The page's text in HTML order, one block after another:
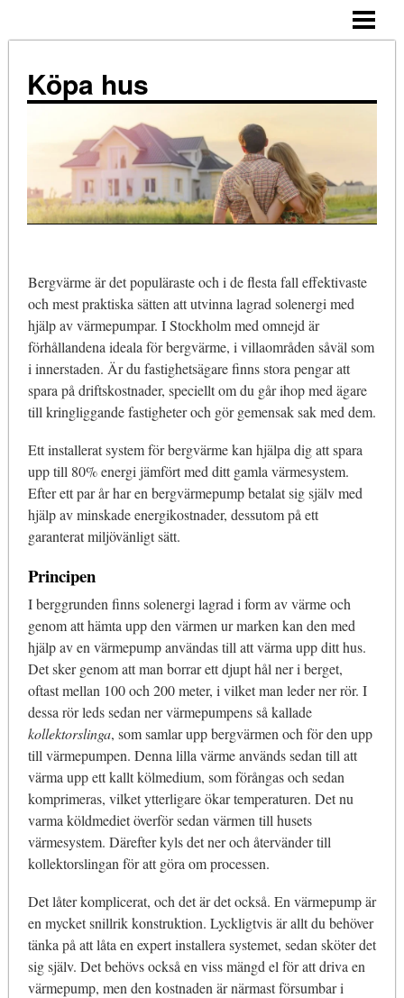
TIPS
NÄR KÖPA?
KOSTNADER
BLOGG
Köpa hus
Bergvärme är det populäraste och i de flesta fall effektivaste
och mest praktiska sätten att utvinna lagrad solenergi med
hjälp av värmepumpar. I Stockholm med omnejd är
förhållandena ideala för bergvärme, i villaområden såväl som
i innerstaden. Är du fastighetsägare finns stora pengar att
spara på driftskostnader, speciellt om du går ihop med ägare
till kringliggande fastigheter och gör gemensak sak med dem.
Ett installerat system för bergvärme kan hjälpa dig att spara
upp till 80% energi jämfört med ditt gamla värmesystem.
Efter ett par år har en bergvärmepump betalat sig själv med
hjälp av minskade energikostnader, dessutom på ett
garanterat miljövänligt sätt.
Principen
I berggrunden finns solenergi lagrad i form av värme och
genom att hämta upp den värmen ur marken kan den med
hjälp av en värmepump användas till att värma upp ditt hus.
Det sker genom att man borrar ett djupt hål ner i berget,
oftast mellan 100 och 200 meter, i vilket man leder ner rör. I
dessa rör leds sedan ner värmepumpens så kallade
kollektorslinga, som samlar upp bergvärmen och för den upp
till värmepumpen. Denna lilla värme används sedan till att
värma upp ett kallt kölmedium, som förångas och sedan
komprimeras, vilket ytterligare ökar temperaturen. Det nu
varma köldmediet överför sedan värmen till husets
värmesystem. Därefter kyls det ner och återvänder till
kollektorslingan för att göra om processen.
Det låter komplicerat, och det är det också. En värmepump är
en mycket snillrik konstruktion. Lyckligtvis är allt du behöver
tänka på att låta en expert installera systemet, sedan sköter det
sig själv. Det behövs också en viss mängd el för att driva en
värmepump, men den kostnaden är närmast försumbar i